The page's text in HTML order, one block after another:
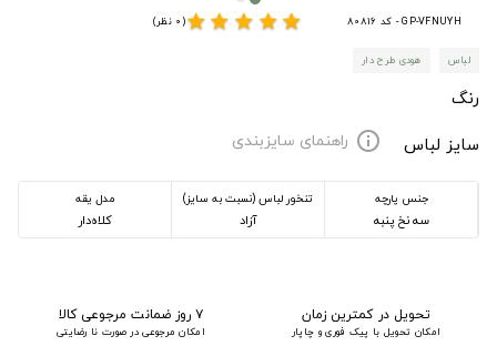
GP-VFNUYH - کد 80816 star
star
star
star
star(0 نظر)
لباس هودی طرح دار
رنگ
سایز لباس
info راهنمای سایزبندی
جنس پارچه
سه نخ پنبه
تنخور لباس (نسبت به سایز)
آزاد
مدل یقه
کلاه‌دار
تحویل در کمترین زمان
امکان تحویل با پیک فوری و چاپار
۷ روز ضمانت مرجوعی کالا
امکان مرجوعی در صورت نا رضایتی